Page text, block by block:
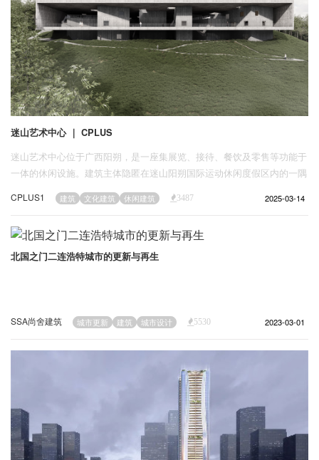
迷山艺术中心 ｜ CPLUS
迷山艺术中心位于广西阳朔，是一座集展览、接待、餐饮及零售等功能于
一体的休闲设施。建筑主体隐匿在迷山阳朔国际运动休闲度假区内的一隅
山坡上，面朝峰峦叠嶂的喀斯特地貌风景区，背倚炊烟袅袅的田园村落，
作为文化与自然共存的场所，为游客提供多元化体验。
CPLUS1 建筑 文化建筑 休闲建筑 3487 2025-03-14
北国之门二连浩特城市的更新与再生
SSA尚舍建筑 城市更新 建筑 城市设计 5530 2023-03-01